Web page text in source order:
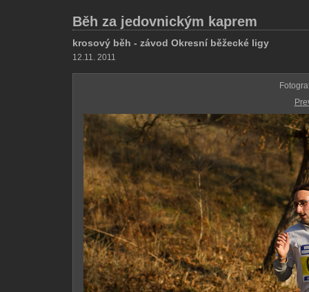
Běh za jedovnickým kaprem
krosový běh - závod Okresní běžecké ligy
12.11. 2011